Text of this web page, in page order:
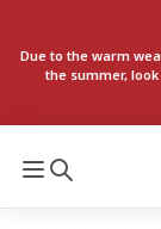
Due to the warm
the summer,